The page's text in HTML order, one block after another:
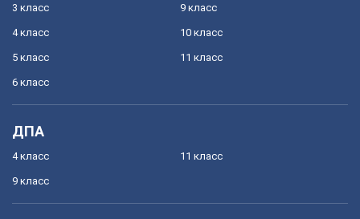
3 класс
4 класс
5 класс
6 класс
9 класс
10 класс
11 класс
ДПА
4 класс
9 класс
11 класс